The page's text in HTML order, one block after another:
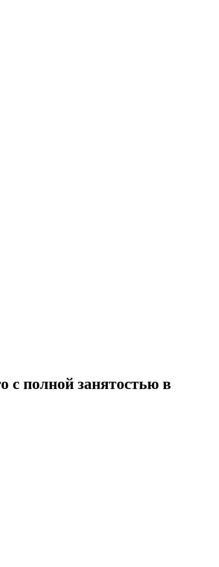
с полной занятостью в